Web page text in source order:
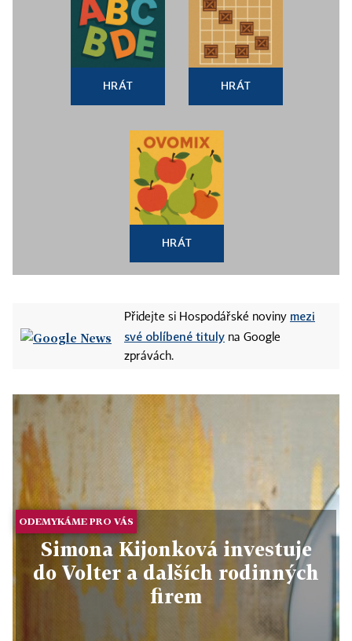
HRÁT HRÁT
HRÁT
Přidejte si Hospodářské noviny mezi
své oblíbené tituly na Google
zprávách.
ODEMYKÁME PRO VÁS
Simona Kijonková investuje
do Volter a dalších rodinných
firem